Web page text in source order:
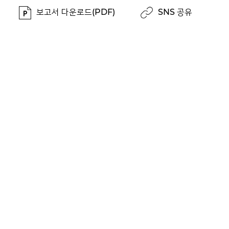
보고서 다운로드(PDF) SNS 공유